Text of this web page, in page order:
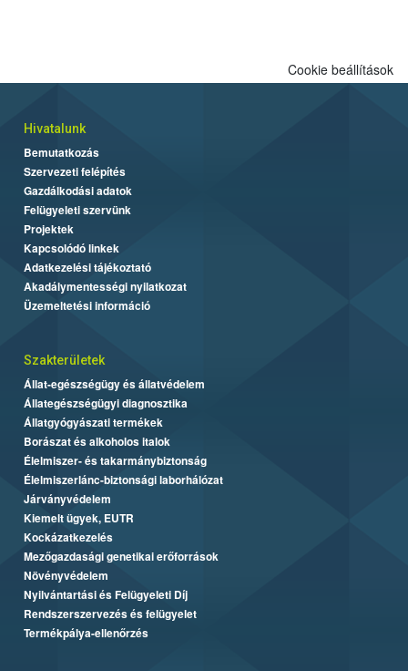
Cookie beállítások
Hivatalunk
Bemutatkozás
Szervezeti felépítés
Gazdálkodási adatok
Felügyeleti szervünk
Projektek
Kapcsolódó linkek
Adatkezelési tájékoztató
Akadálymentességi nyilatkozat
Üzemeltetési információ
Szakterületek
Állat-egészségügy és állatvédelem
Állategészségügyi diagnosztika
Állatgyógyászati termékek
Borászat és alkoholos italok
Élelmiszer- és takarmánybiztonság
Élelmiszerlánc-biztonsági laborhálózat
Járványvédelem
Kiemelt ügyek, EUTR
Kockázatkezelés
Mezőgazdasági genetikai erőforrások
Növényvédelem
Nyilvántartási és Felügyeleti Díj
Rendszerszervezés és felügyelet
Termékpálya-ellenőrzés